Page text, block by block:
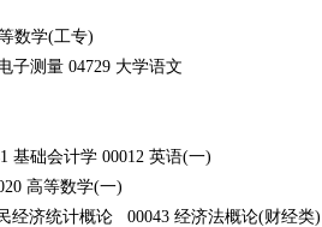
数学(工专)
子测量 04729 大学语文
基础会计学 00012 英语(一)
高等数学(一)
经济统计概论 00043 经济法概论(财经类)